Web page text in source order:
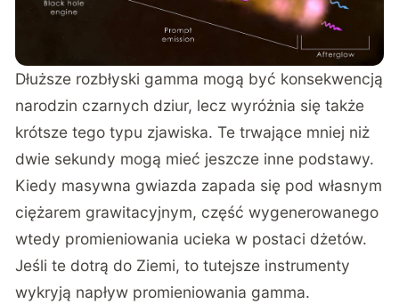
Dłuższe rozbłyski gamma mogą być konsekwencją
narodzin czarnych dziur, lecz wyróżnia się także
krótsze tego typu zjawiska. Te trwające mniej niż
dwie sekundy mogą mieć jeszcze inne podstawy.
Kiedy masywna gwiazda zapada się pod własnym
ciężarem grawitacyjnym, część wygenerowanego
wtedy promieniowania ucieka w postaci dżetów.
Jeśli te dotrą do Ziemi, to tutejsze instrumenty
wykryją napływ promieniowania gamma.